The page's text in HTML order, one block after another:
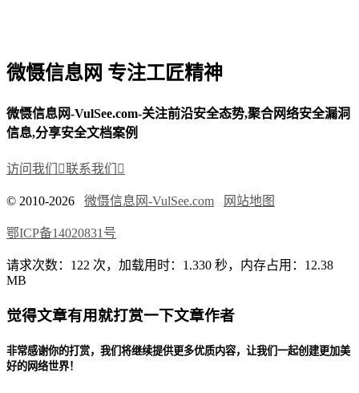
微慑信息网 专注工匠精神
微慑信息网-VulSee.com-关注前沿安全态势,聚合网络安全漏洞
信息,分享安全文档案例
访问我们 联系我们 
© 2010-2026 微慑信息网-VulSee.com 网站地图
鄂ICP备14020831号
请求次数：122 次，加载用时：1.330 秒，内存占用：12.38
MB
觉得文章有用就打赏一下文章作者
非常感谢你的打赏，我们将继续提供更多优质内容，让我们一起创建更加美
好的网络世界！